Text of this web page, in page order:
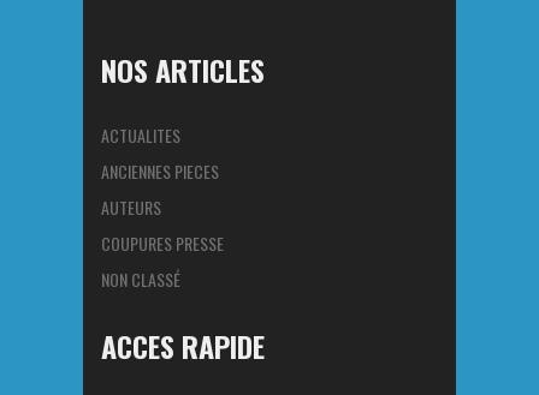
NOS ARTICLES
ACTUALITES
ANCIENNES PIECES
AUTEURS
COUPURES PRESSE
NON CLASSÉ
ACCES RAPIDE